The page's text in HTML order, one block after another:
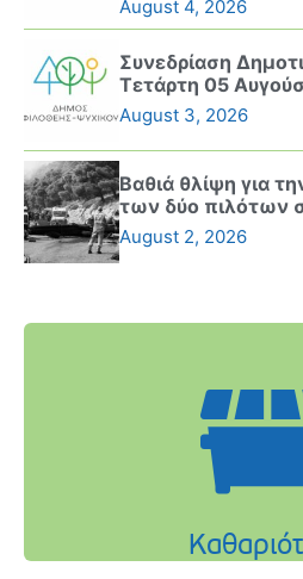
August 4, 2026
Συνεδρίαση
Τετάρτη 05
August 3, 2026
Βαθιά θλίψη για
των δύο πιλότων
August 2, 2026